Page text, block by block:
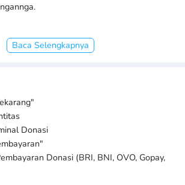
Baca Selengkapnya
Donasi
Donasi (BRI, BNI, OVO, Gopay,